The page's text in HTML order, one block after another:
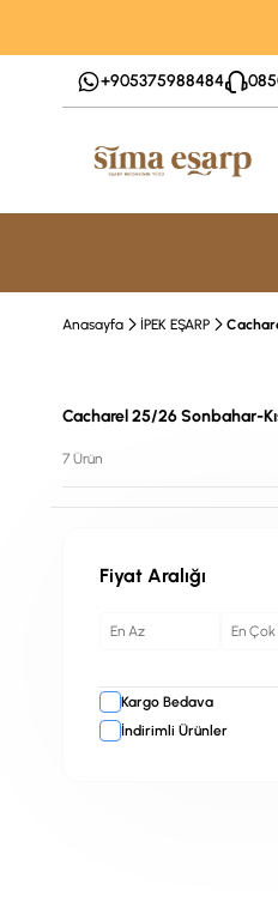
+905375988484
Anasayfa İPEK EŞARP
Cacharel 25/26 Sonbahar-
7 Ürün
Fiyat Aralığı
Kargo Bedava
İndirimli Ürünler